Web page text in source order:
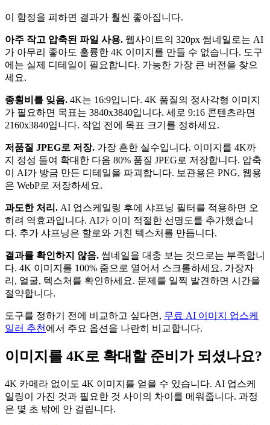
이 함정을 피하면 결과가 훨씬 좋아집니다.
아주 작고 압축된 파일 사용. 웹사이트의 320px 썸네일로는 AI
가 아무리 좋아도 훌륭한 4K 이미지를 만들 수 없습니다. 도구
에는 실제 디테일이 필요합니다. 가능한 가장 큰 버전을 찾으
세요.
종횡비를 잊음. 4K는 16:9입니다. 4K 품질의 정사각형 이미지
가 필요하면 목표는 3840x3840입니다. 세로 9:16 콘텐츠라면
2160x3840입니다. 작업 전에 목표 크기를 정하세요.
저품질 JPEG로 저장. 가장 흔한 실수입니다. 이미지를 4K까
지 정성 들여 확대한 다음 80% 품질 JPEG로 저장합니다. 압축
이 AI가 방금 만든 디테일을 파괴합니다. 보관용은 PNG, 웹용
은 WebP로 저장하세요.
과도한 처리. AI 업스케일링 후에 샤프닝 필터를 적용하면 오
히려 역효과입니다. AI가 이미 적절한 선명도를 추가했습니
다. 추가 샤프닝은 할로와 거친 텍스처를 만듭니다.
결과를 확인하지 않음. 썸네일을 대충 보는 것으로는 부족합니
다. 4K 이미지를 100% 줌으로 열어서 스크롤하세요. 가장자
리, 얼굴, 텍스처를 확인하세요. 문제를 일찍 발견하면 시간을
절약합니다.
도구를 정하기 전에 비교하고 싶다면, 무료 AI 이미지 업스케
일러 추천 에서 주요 옵션을 나란히 비교합니다.
이미지를 4K로 확대할 준비가 되셨나요?
4K 카메라 없이도 4K 이미지를 얻을 수 있습니다. AI 업스케
일링이 가진 것과 필요한 것 사이의 차이를 메워줍니다. 과정
은 몇 초 밖에 안 걸립니다.